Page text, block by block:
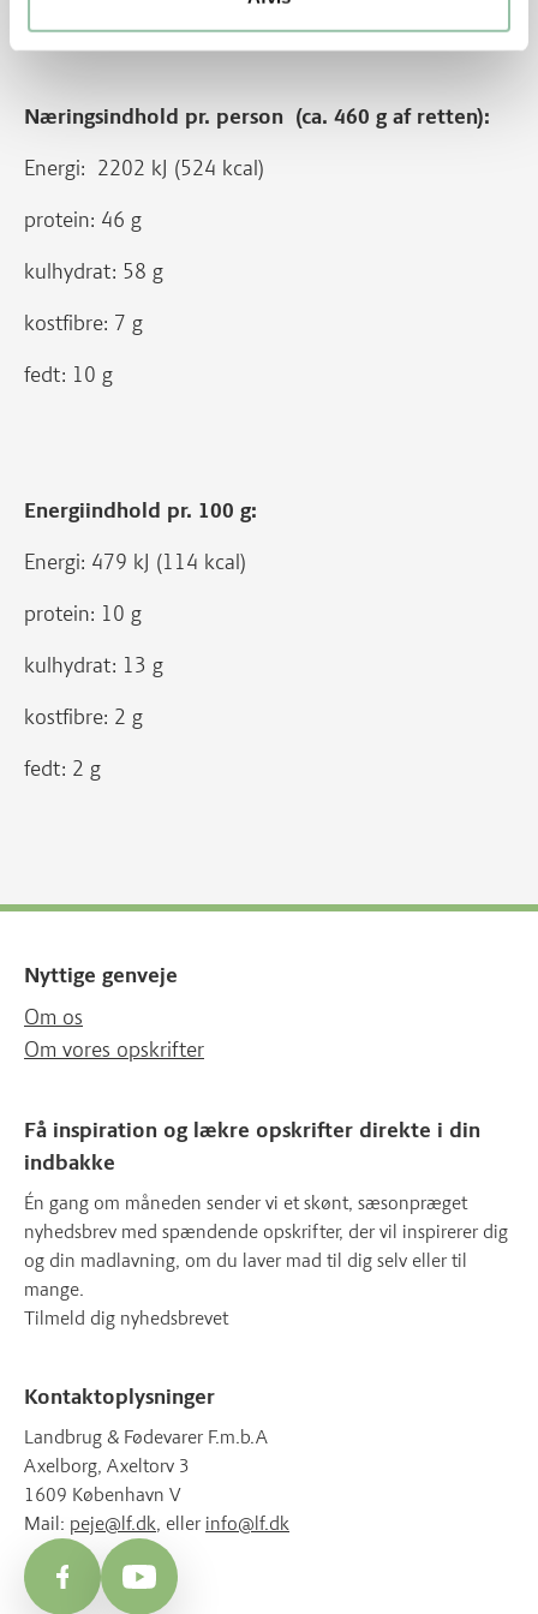
Næringsindhold pr. person (ca. 460 g af retten):
Energi: 2202 kJ (524 kcal)
protein: 46 g
kulhydrat: 58 g
kostfibre: 7 g
fedt: 10 g
Energiindhold pr. 100 g:
Energi: 479 kJ (114 kcal)
protein: 10 g
kulhydrat: 13 g
kostfibre: 2 g
fedt: 2 g
Nyttige genveje
Om os
Om vores opskrifter
Få inspiration og lækre opskrifter direkte i din
indbakke
Én gang om måneden sender vi et skønt, sæsonpræget
nyhedsbrev med spændende opskrifter, der vil inspirerer dig
og din madlavning, om du laver mad til dig selv eller til
mange.
Tilmeld dig nyhedsbrevet
Kontaktoplysninger
Landbrug & Fødevarer F.m.b.A
Axelborg, Axeltorv 3
1609 København V
Mail: peje@lf.dk, eller info@lf.dk
FacebookYouTube